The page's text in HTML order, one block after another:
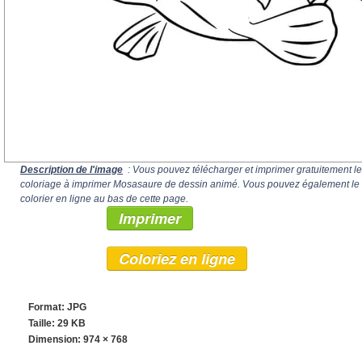
Description de l'image : Vous pouvez télécharger et imprimer gratuitement le
coloriage à imprimer Mosasaure de dessin animé. Vous pouvez également le
colorier en ligne au bas de cette page.
Imprimer
Coloriez en ligne
Format: JPG
Taille: 29 KB
Dimension: 974 × 768